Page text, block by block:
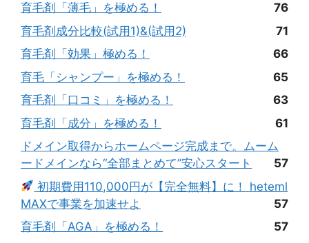
育毛剤「薄毛」を極める！
76
育毛剤成分比較(試用1)&(試用2)
71
育毛剤「効果」極める！
66
育毛「シャンプー」を極める！
65
育毛剤「口コミ」を極める！
63
育毛剤「成分」を極める！
61
ドメイン取得からホームページ完成まで。ムーム
ードメインなら“全部まとめて”安心スタート
57
初期費用110,000円が【完全無料】に！ heteml
MAXで事業を加速せよ
57
育毛剤「AGA」を極める！
57